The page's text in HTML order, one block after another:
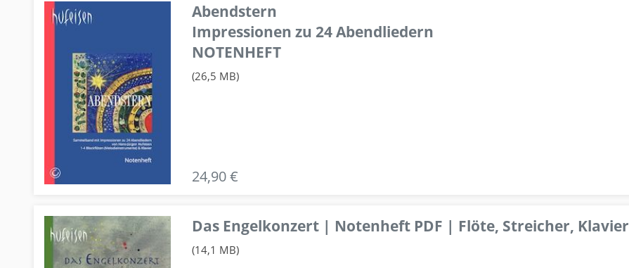
Abendstern
Impressionen zu 24 Abendliedern
NOTENHEFT
(26,5 MB)
24,90 €
Das Engelkonzert | Notenheft PDF | Flöte, Streicher, Klavier
(14,1 MB)